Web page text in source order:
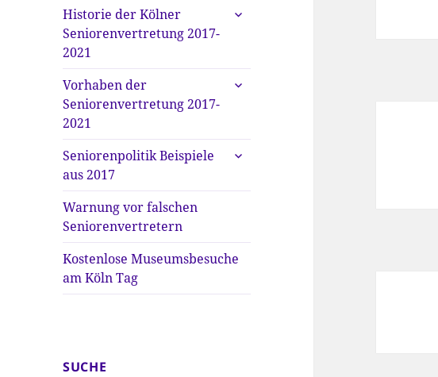
Historie der Kölner
Seniorenvertretung 2017-
2021
untermenü
Vorhaben der
Seniorenvertretung 2017-
2021
untermenü
Seniorenpolitik Beispiele
aus 2017
untermenü
Warnung vor falschen
Seniorenvertretern
Kostenlose Museumsbesuche
am Köln Tag
SUCHE